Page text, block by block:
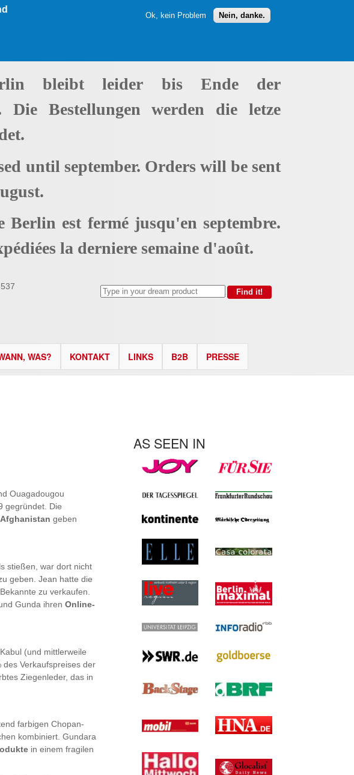
Ok, kein Problem Nein, danke.
bleibt leider bis Ende der
Die Bestellungen werden die letze
until september. Orders will be sent
Berlin est fermé jusqu'en septembre.
la derniere semaine d'août.
WAS? KONTAKT LINKS B2B PRESSE
Ouagadougou
gegründet. Die
Afghanistan geben
stießen, war dort nicht
geben. Jean hatte die
zu verkaufen.
Gunda ihren Online-
(und mittlerweile
Verkaufspreises der
Ziegenleder, das in
farbigen Chopan-
kombiniert. Gundara
in einem fragilen
AS SEEN IN